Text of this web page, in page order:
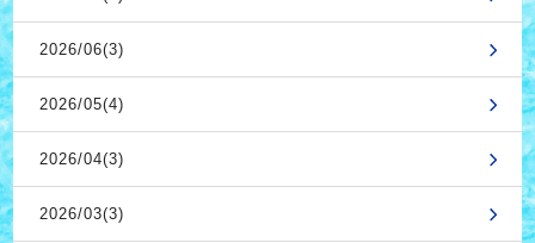
2026/06(3)
2026/05(4)
2026/04(3)
2026/03(3)